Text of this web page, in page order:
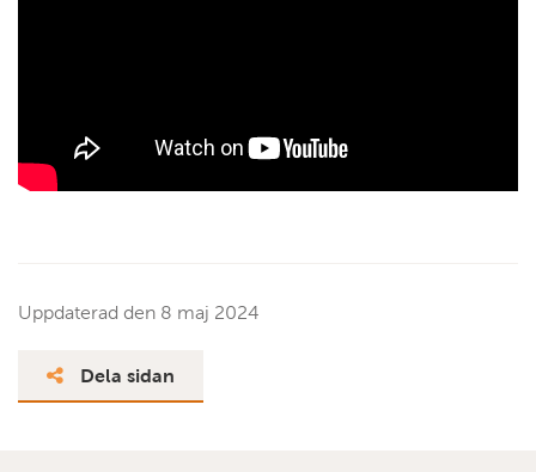
Uppdaterad den 8 maj 2024
Dela sidan